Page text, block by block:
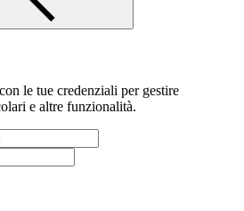
le tue credenziali per gestire
e altre funzionalità.